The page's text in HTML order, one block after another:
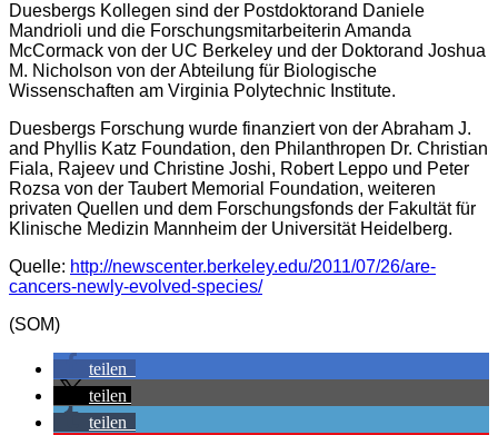
Duesbergs Kollegen sind der Postdoktorand Daniele
Mandrioli und die Forschungsmitarbeiterin Amanda
McCormack von der UC Berkeley und der Doktorand Joshua
M. Nicholson von der Abteilung für Biologische
Wissenschaften am Virginia Polytechnic Institute.
Duesbergs Forschung wurde finanziert von der Abraham J.
and Phyllis Katz Foundation, den Philanthropen Dr. Christian
Fiala, Rajeev und Christine Joshi, Robert Leppo und Peter
Rozsa von der Taubert Memorial Foundation, weiteren
privaten Quellen und dem Forschungsfonds der Fakultät für
Klinische Medizin Mannheim der Universität Heidelberg.
Quelle: http://newscenter.berkeley.edu/2011/07/26/are-
cancers-newly-evolved-species/
(SOM)
teilen
teilen
teilen